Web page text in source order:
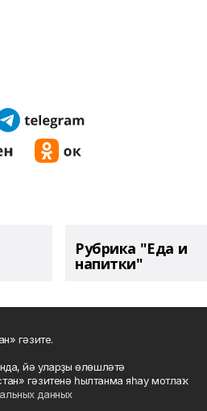
Рубрика "Еда и
напитки"
гәзите.
йә уларҙы өлөшләтә
гәзитенә һылтанма яһау мотлаҡ.
данных